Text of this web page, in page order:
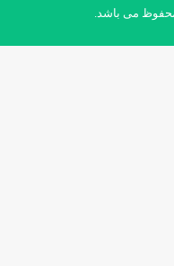
محفوظ می باشد.